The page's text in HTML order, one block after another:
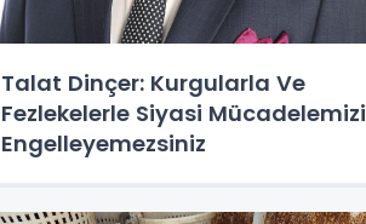
Talat Dinçer: Kurgularla Ve
Fezlekelerle Siyasi Mücadelemizi
Engelleyemezsiniz